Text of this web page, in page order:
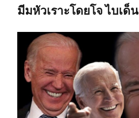
มีมหัวเราะโดยโจ ไบเด็น